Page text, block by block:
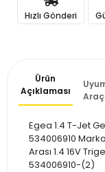
Hızlı Gönderi
Ürün
Açıklaması
Egea 1.4 T-Jet
534006910
Arası 1.4 16V
534006910-(2)